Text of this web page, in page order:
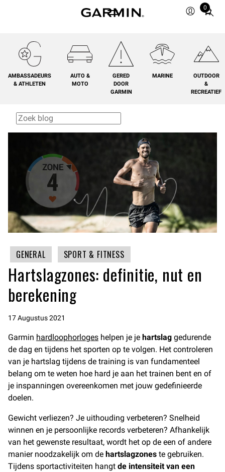
0
Total
cart:
0
AMBASSADEURS
& ATHLETEN
AUTO &
MOTO
GERED
DOOR
GARMIN
MARINE
OUTDOOR
&
RECREATIEF
GENERAL SPORT & FITNESS
Hartslagzones: definitie, nut en
berekening
17 Augustus 2021
Garmin hardloophorloges helpen je je hartslag gedurende
de dag en tijdens het sporten op te volgen. Het controleren
van je hartslag tijdens de training is van fundamenteel
belang om te weten hoe hard je aan het trainen bent en of
je inspanningen overeenkomen met jouw gedefinieerde
doelen.
Gewicht verliezen? Je uithouding verbeteren? Snelheid
winnen en je persoonlijke records verbeteren? Afhankelijk
van het gewenste resultaat, wordt het op de een of andere
manier noodzakelijk om de hartslagzones te gebruiken.
Tijdens sportactiviteiten hangt de intensiteit van een